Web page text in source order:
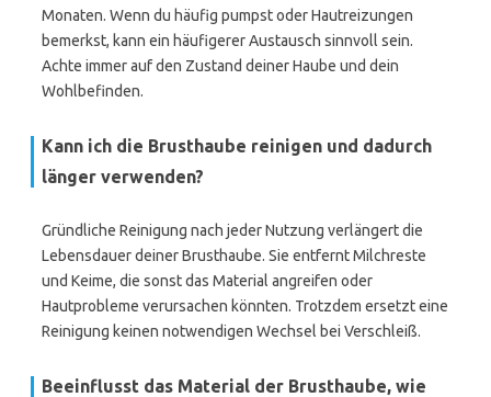
Monaten. Wenn du häufig pumpst oder Hautreizungen
bemerkst, kann ein häufigerer Austausch sinnvoll sein.
Achte immer auf den Zustand deiner Haube und dein
Wohlbefinden.
Kann ich die Brusthaube reinigen und dadurch
länger verwenden?
Gründliche Reinigung nach jeder Nutzung verlängert die
Lebensdauer deiner Brusthaube. Sie entfernt Milchreste
und Keime, die sonst das Material angreifen oder
Hautprobleme verursachen könnten. Trotzdem ersetzt eine
Reinigung keinen notwendigen Wechsel bei Verschleiß.
Beeinflusst das Material der Brusthaube, wie